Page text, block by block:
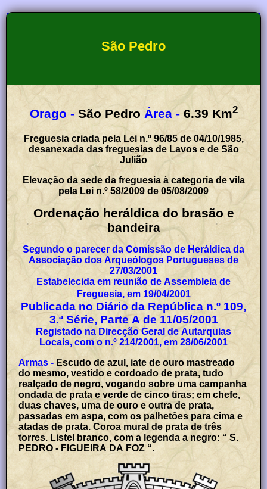
São Pedro
Orago - São Pedro Área - 6.39 Km2
Freguesia criada pela Lei n.º 96/85 de 04/10/1985,
desanexada das freguesias de Lavos e de São
Julião
Elevação da sede da freguesia à categoria de vila
pela Lei n.º 58/2009 de 05/08/2009
Ordenação heráldica do brasão e
bandeira
Segundo o parecer da Comissão de Heráldica da
Associação dos Arqueólogos Portugueses de
27/03/2001
Estabelecida em reunião de Assembleia de
Freguesia, em 19/04/2001
Publicada no Diário da República n.º 109,
3.ª Série, Parte A de 11/05/2001
Registado na Direcção Geral de Autarquias
Locais, com o n.º 214/2001, em 28/06/2001
Armas - Escudo de azul, iate de ouro mastreado
do mesmo, vestido e cordoado de prata, tudo
realçado de negro, vogando sobre uma campanha
ondada de prata e verde de cinco tiras; em chefe,
duas chaves, uma de ouro e outra de prata,
passadas em aspa, com os palhetões para cima e
atadas de prata. Coroa mural de prata de três
torres. Listel branco, com a legenda a negro: “ S.
PEDRO - FIGUEIRA DA FOZ “.